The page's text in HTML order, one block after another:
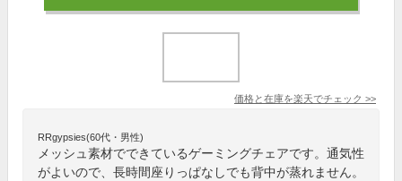
価格と在庫を楽天でチェック >>
RRgypsies(60代・男性)
メッシュ素材でできているゲーミングチェアです。通気性
がよいので、長時間座りっぱなしでも背中が蒸れません。